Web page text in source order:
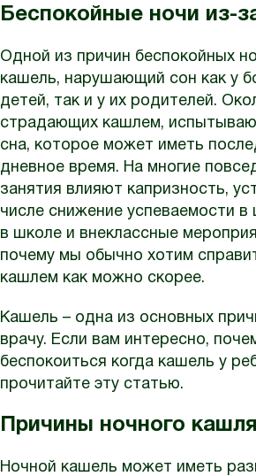
Беспокойные ночи из-
Одной из причин беспокойных
кашель, нарушающий сон как у
детей, так и у их родителей.
страдающих кашлем,
сна, которое может иметь
дневное время. На многие
занятия влияют капризность,
числе снижение успеваемости в
в школе и внеклассные
почему мы обычно хотим
кашлем как можно скорее.
Кашель – одна из основных
врачу. Если вам интересно,
беспокоиться когда кашель у
прочитайте эту статью.
Причины ночного кашля
Ночной кашель может иметь